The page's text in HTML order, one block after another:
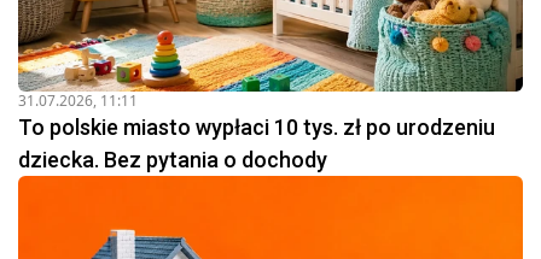
31.07.2026, 11:11
To polskie miasto wypłaci 10 tys. zł po urodzeniu
dziecka. Bez pytania o dochody